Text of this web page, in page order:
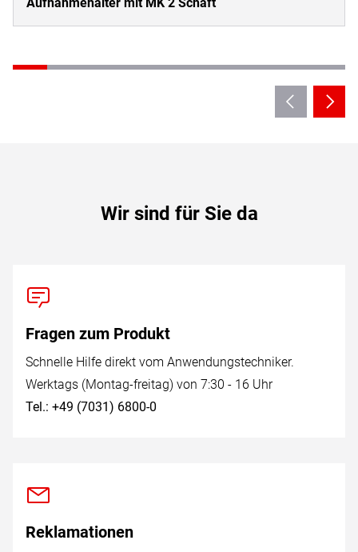
Wir sind für Sie da
Fragen zum Produkt
Schnelle Hilfe direkt vom Anwendungstechniker.
Werktags (Montag-freitag) von 7:30 - 16 Uhr
Tel.: +49 (7031) 6800-0
Reklamationen